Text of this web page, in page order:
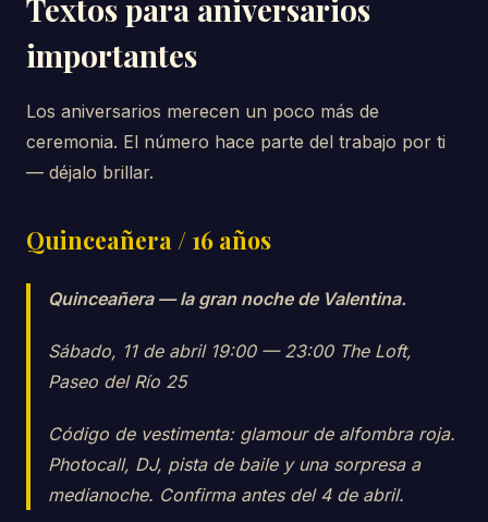
Textos para aniversarios
importantes
Los aniversarios merecen un poco más de
ceremonia. El número hace parte del trabajo por ti
— déjalo brillar.
Quinceañera / 16 años
Quinceañera — la gran noche de Valentina.
Sábado, 11 de abril 19:00 — 23:00 The Loft,
Paseo del Río 25
Código de vestimenta: glamour de alfombra roja.
Photocall, DJ, pista de baile y una sorpresa a
medianoche. Confirma antes del 4 de abril.